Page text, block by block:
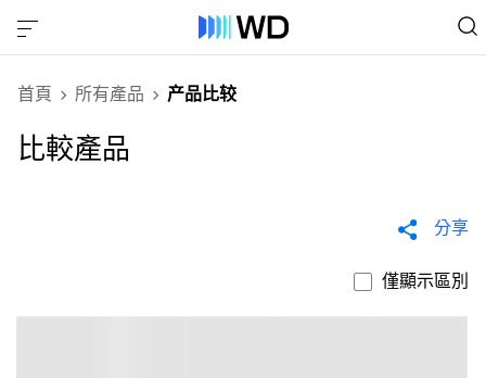
首頁 所有產品 产品比较
比較產品
分享
僅顯示區別